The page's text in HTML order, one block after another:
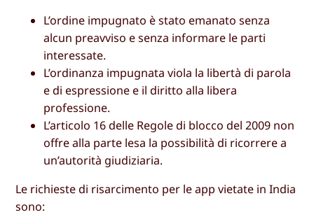
L’ordine impugnato è stato emanato senza
alcun preavviso e senza informare le parti
interessate.
L’ordinanza impugnata viola la libertà di parola
e di espressione e il diritto alla libera
professione.
L’articolo 16 delle Regole di blocco del 2009 non
offre alla parte lesa la possibilità di ricorrere a
un’autorità giudiziaria.
Le richieste di risarcimento per le app vietate in India
sono: